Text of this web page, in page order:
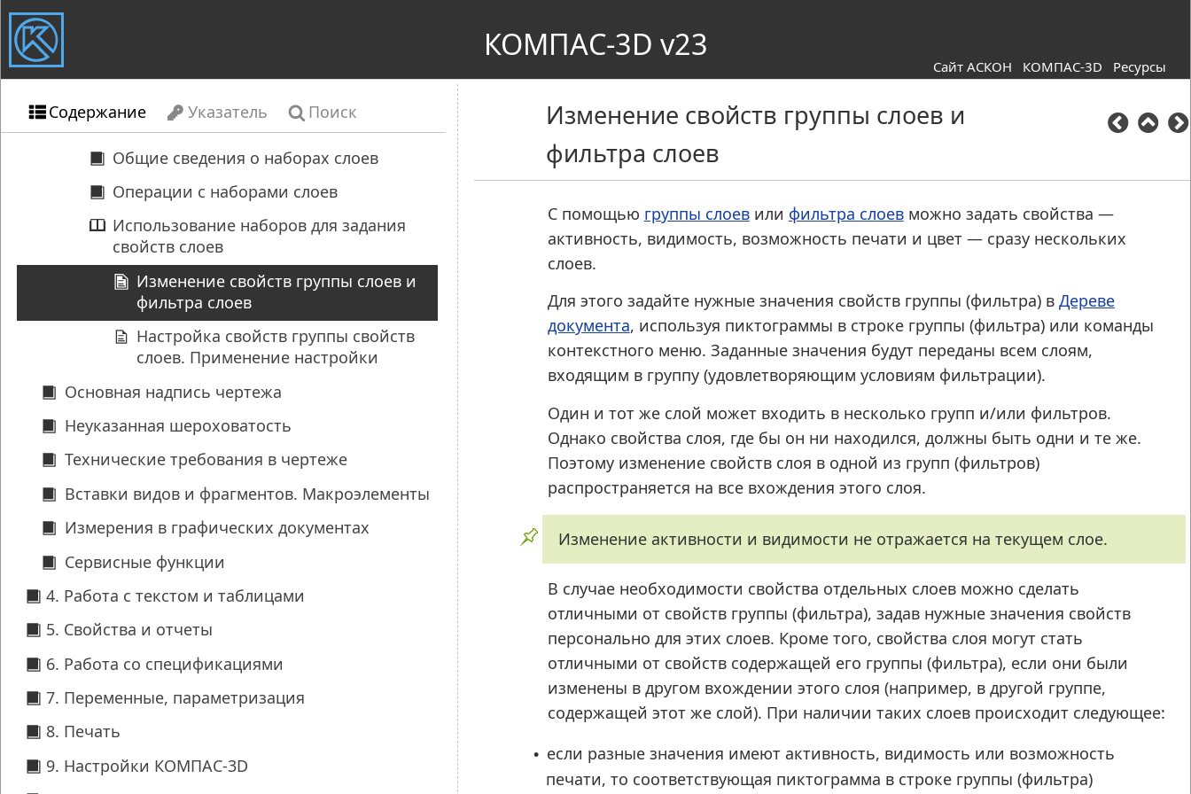
КОМПАС-3D v23
Сайт АСКОН КОМПАС-3D Ресурсы
Изменение свойств группы слоев и
фильтра слоев
С помощью группы слоевили фильтра слоевможно задать свойства —
активность, видимость, возможность печати и цвет — сразу нескольких
слоев.
Для этого задайте нужные значения свойств группы (фильтра) в Дереве
документа, используя пиктограммы в строке группы (фильтра) или команды
контекстного меню. Заданные значения будут переданы всем слоям,
входящим в группу (удовлетворяющим условиям фильтрации).
Один и тот же слой может входить в несколько групп и/или фильтров.
Однако свойства слоя, где бы он ни находился, должны быть одни и те же.
Поэтому изменение свойств слоя в одной из групп (фильтров)
распространяется на все вхождения этого слоя.
Изменение активности и видимости не отражается на текущем слое.
В случае необходимости свойства отдельных слоев можно сделать
отличными от свойств группы (фильтра), задав нужные значения свойств
персонально для этих слоев. Кроме того, свойства слоя могут стать
отличными от свойств содержащей его группы (фильтра), если они были
изменены в другом вхождении этого слоя (например, в другой группе,
содержащей этот же слой). При наличии таких слоев происходит следующее:
• если разные значения имеют активность, видимость или возможность
печати, то соответствующая пиктограмма в строке группы (фильтра)
Содержание Указатель Поиск